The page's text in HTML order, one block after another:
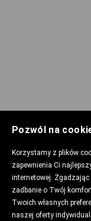
Pozwól na
Korzystamy z plików
zapewnienia Ci
internetowej.
zadbanie o Twój
Twoich własnych
naszej oferty